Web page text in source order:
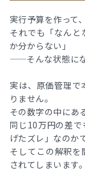
実行予算を作って
それでも「なんと
か分からない」
——そんな状態にな
実は、原価管理
りません。
その数字の中にあ
同じ10万円の差
げたズレ」なのか
そしてこの解釈
されてしまいます。